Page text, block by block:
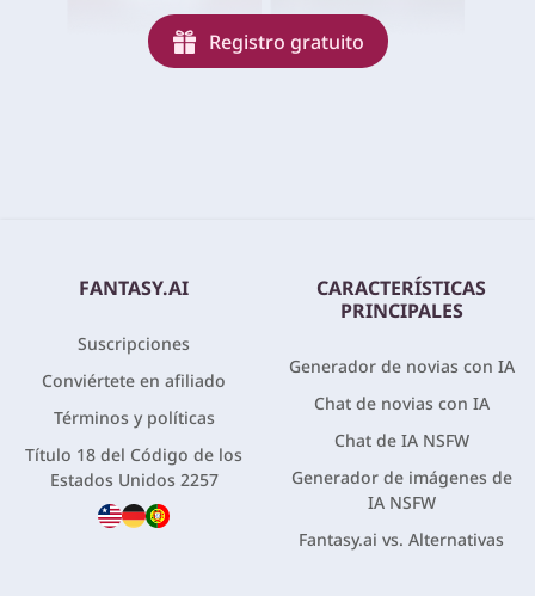
Registro gratuito
FANTASY.AI
Suscripciones
Conviértete en afiliado
Términos y políticas
Título 18 del Código de los
Estados Unidos 2257
CARACTERÍSTICAS
PRINCIPALES
Generador de novias con IA
Chat de novias con IA
Chat de IA NSFW
Generador de imágenes de
IA NSFW
Fantasy.ai vs. Alternativas